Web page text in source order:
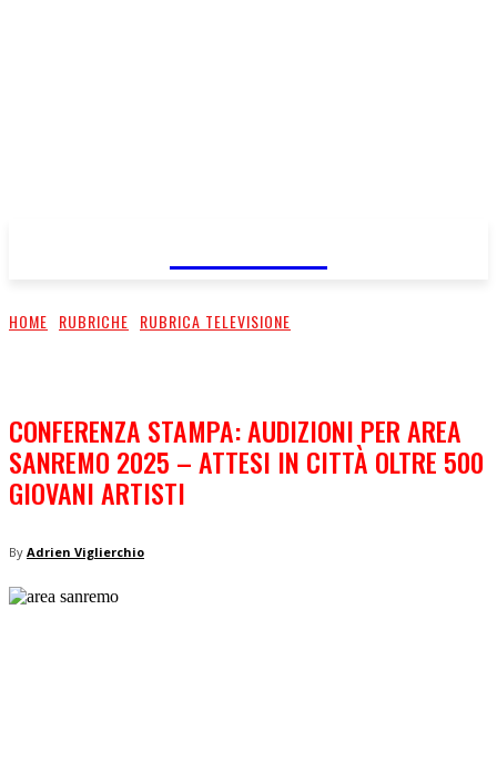
HOME RUBRICHE RUBRICA TELEVISIONE
CONFERENZA STAMPA: AUDIZIONI PER AREA
SANREMO 2025 – ATTESI IN CITTÀ OLTRE 500
GIOVANI ARTISTI
By Adrien Viglierchio